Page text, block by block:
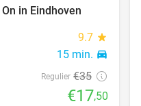
in Eindhoven
9.7 star
15 min. directions_car
Regulier €35
€17,50